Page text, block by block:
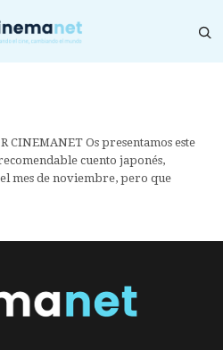
CINEMANET Os presentamos este
cuento japonés,
mes de noviembre, pero que